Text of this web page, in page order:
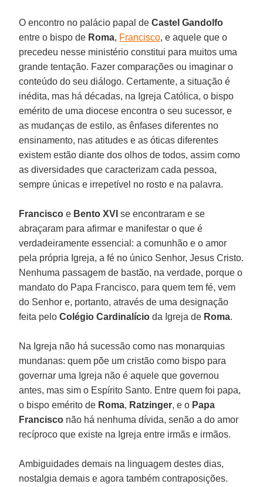
O encontro no palácio papal deCastel Gandolfo
entre o bispo de Roma, Francisco, e aquele que o
precedeu nesse ministério constitui para muitos uma
grande tentação. Fazer comparações ou imaginar o
conteúdo do seu diálogo. Certamente, a situação é
inédita, mas há décadas, na Igreja Católica, o bispo
emérito de uma diocese encontra o seu sucessor, e
as mudanças de estilo, as ênfases diferentes no
ensinamento, nas atitudes e as óticas diferentes
existem estão diante dos olhos de todos, assim como
as diversidades que caracterizam cada pessoa,
sempre únicas e irrepetível no rosto e na palavra.
Franciscoe Bento XVIse encontraram e se
abraçaram para afirmar e manifestar o que é
verdadeiramente essencial: a comunhão e o amor
pela própria Igreja, a fé no único Senhor, Jesus Cristo.
Nenhuma passagem de bastão, na verdade, porque o
mandato do Papa Francisco, para quem tem fé, vem
do Senhor e, portanto, através de uma designação
feita peloColégio Cardinalícioda Igreja de Roma.
Na Igreja não há sucessão como nas monarquias
mundanas: quem põe um cristão como bispo para
governar uma Igreja não é aquele que governou
antes, mas sim o Espírito Santo. Entre quem foi papa,
o bispo emérito de Roma, Ratzinger, e o Papa
Francisco não há nenhuma dívida, senão a do amor
recíproco que existe na Igreja entre irmãs e irmãos.
Ambiguidades demais na linguagem destes dias,
nostalgia demais e agora também contraposições.